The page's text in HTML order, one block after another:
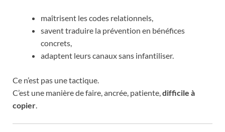
maîtrisent les codes relationnels,
savent traduire la prévention en bénéfices
concrets,
adaptent leurs canaux sans infantiliser.
Ce n’est pas une tactique.
C’est une manière de faire, ancrée, patiente, difficile à
copier